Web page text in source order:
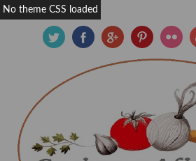
No theme CSS loaded